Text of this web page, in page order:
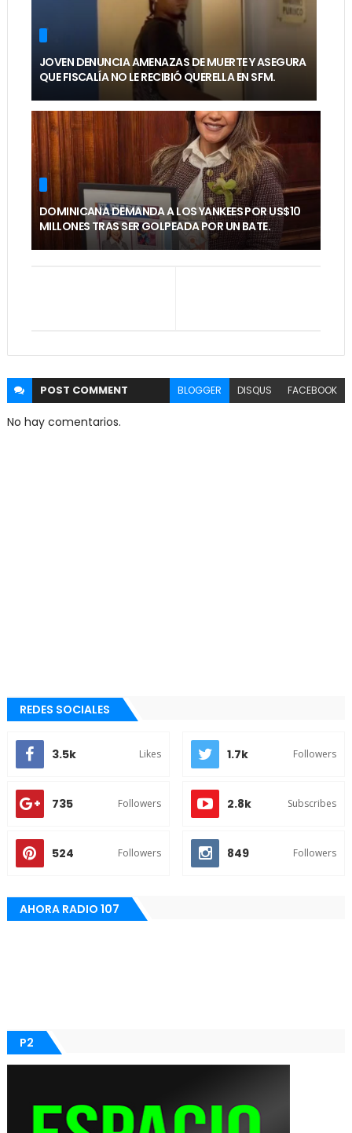
JOVEN DENUNCIA AMENAZAS DE MUERTE Y ASEGURA
QUE FISCALÍA NO LE RECIBIÓ QUERELLA EN SFM.
DOMINICANA DEMANDA A LOS YANKEES POR US$10
MILLONES TRAS SER GOLPEADA POR UN BATE.
POST COMMENT BLOGGER DISQUS FACEBOOK
No hay comentarios.
REDES SOCIALES
3.5k Likes 1.7k Followers
735 Followers 2.8k Subscribes
524 Followers 849 Followers
AHORA RADIO 107
P2